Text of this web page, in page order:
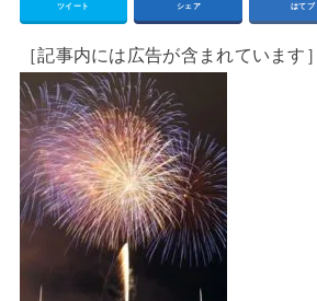
ツイート シェア はてブ
［記事内には広告が含まれています］